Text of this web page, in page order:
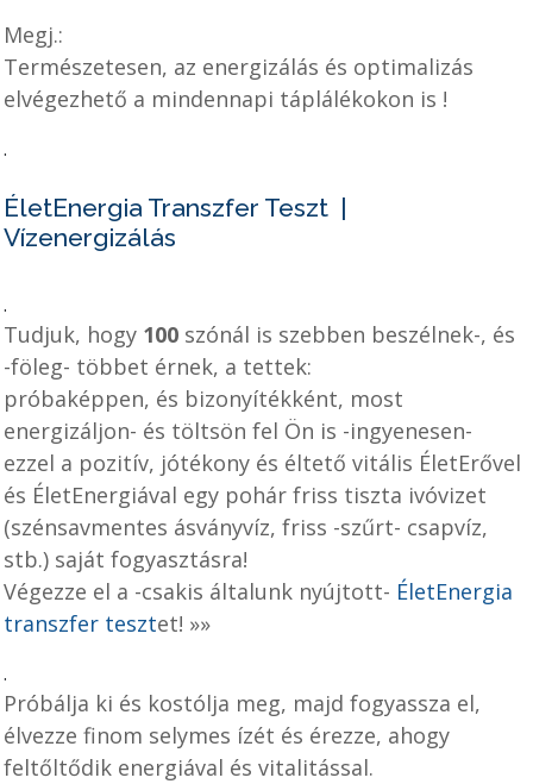
Megj.:
Természetesen, az energizálás és optimalizás
elvégezhető a mindennapi táplálékokon is !
.
ÉletEnergia Transzfer Teszt |
Vízenergizálás
.
Tudjuk, hogy 100 szónál is szebben beszélnek-, és
-föleg- többet érnek, a tettek:
próbaképpen, és bizonyítékként, most
energizáljon- és töltsön fel Ön is -ingyenesen-
ezzel a pozitív, jótékony és éltető vitális ÉletErővel
és ÉletEnergiával egy pohár friss tiszta ivóvizet
(szénsavmentes ásványvíz, friss -szűrt- csapvíz,
stb.) saját fogyasztásra!
Végezze el a -csakis általunk nyújtott- ÉletEnergia
transzfer tesztet! »»
.
Próbálja ki és kostólja meg, majd fogyassza el,
élvezze finom selymes ízét és érezze, ahogy
feltőltődik energiával és vitalitással.